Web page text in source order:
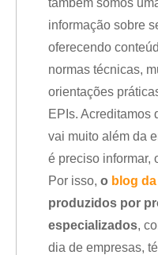
informação sobre
oferecendo
normas técnicas,
orientações
EPIs. Acreditamos
vai muito além da
é preciso informar,
Por isso, o blog
produzidos por
especializados,
dia de empresas,